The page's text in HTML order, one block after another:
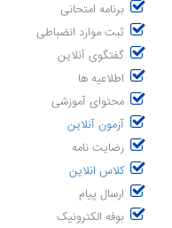
برنامه امتحانی
ثبت موارد انضباطی
گفتگوی آنلاین
اطلاعیه ها
محتوای آموزشی
آزمون آنلاین
رضایت نامه
کلاس انلاین
ارسال پیام
بوفه الکترونیک